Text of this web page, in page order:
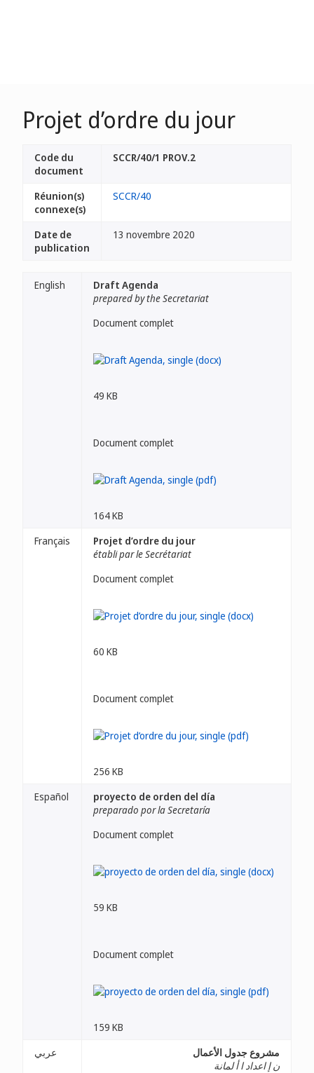
Projet d’ordre du jour
Code du
document
SCCR/40/1 PROV.2
Réunion(s)
connexe(s)
SCCR/40
Date de
publication
13 novembre 2020
English
Draft Agenda
prepared by the Secretariat
Document complet
49 KB
Document complet
164 KB
Français
Projet d’ordre du jour
établi par le Secrétariat
Document complet
60 KB
Document complet
256 KB
Español
proyecto de orden del día
preparado por la Secretaría
Document complet
59 KB
Document complet
159 KB
عربي
مشروع جدول الأعمال
ن إ اعداد ا أ لمانة